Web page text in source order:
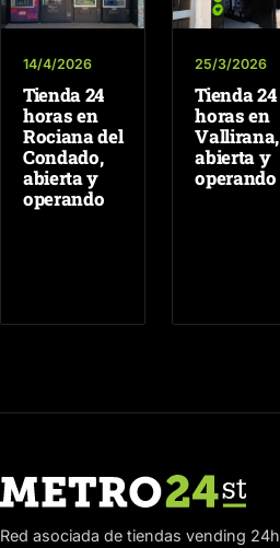
14/4/2026
Tienda 24
horas en
Rociana del
Condado,
abierta y
operando
25/3/2026
Tienda 24
horas en
Vallirana,
abierta y
operando
Red asociada de tiendas vending 24h